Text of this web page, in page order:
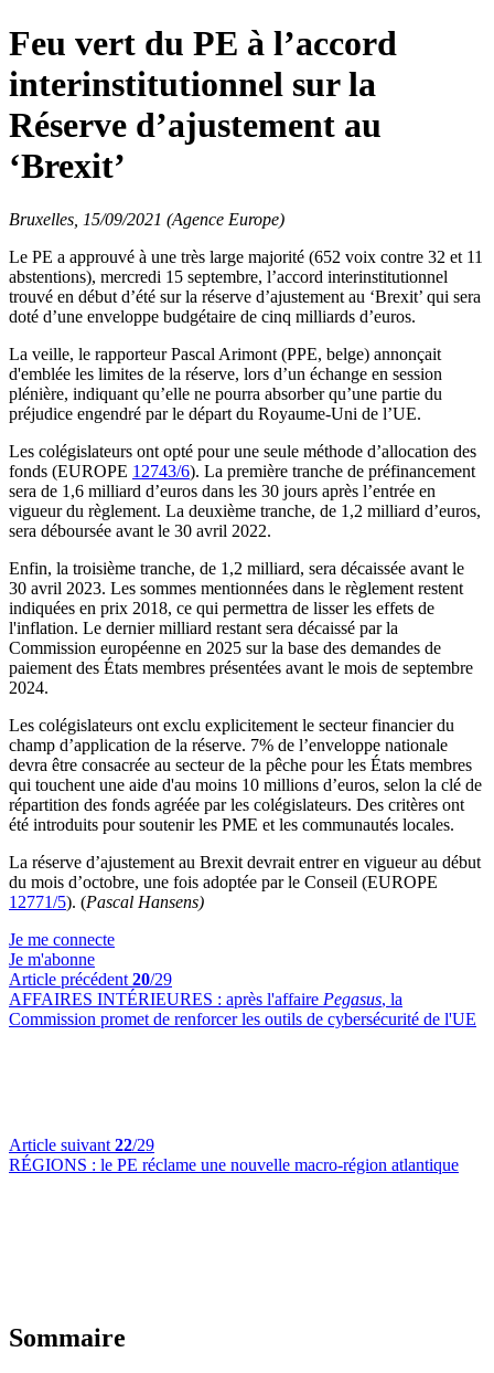
Feu vert du PE à l’accord
interinstitutionnel sur la
Réserve d’ajustement au
‘Brexit’
Bruxelles, 15/09/2021 (Agence Europe)
Le PE a approuvé à une très large majorité (652 voix contre 32 et 11
abstentions), mercredi 15 septembre, l’accord interinstitutionnel
trouvé en début d’été sur la réserve d’ajustement au ‘Brexit’ qui sera
doté d’une enveloppe budgétaire de cinq milliards d’euros.
La veille, le rapporteur Pascal Arimont (PPE, belge) annonçait
d'emblée les limites de la réserve, lors d’un échange en session
plénière, indiquant qu’elle ne pourra absorber qu’une partie du
préjudice engendré par le départ du Royaume-Uni de l’UE.
Les colégislateurs ont opté pour une seule méthode d’allocation des
fonds (EUROPE 12743/6). La première tranche de préfinancement
sera de 1,6 milliard d’euros dans les 30 jours après l’entrée en
vigueur du règlement. La deuxième tranche, de 1,2 milliard d’euros,
sera déboursée avant le 30 avril 2022.
Enfin, la troisième tranche, de 1,2 milliard, sera décaissée avant le
30 avril 2023. Les sommes mentionnées dans le règlement restent
indiquées en prix 2018, ce qui permettra de lisser les effets de
l'inflation. Le dernier milliard restant sera décaissé par la
Commission européenne en 2025 sur la base des demandes de
paiement des États membres présentées avant le mois de septembre
2024.
Les colégislateurs ont exclu explicitement le secteur financier du
champ d’application de la réserve. 7% de l’enveloppe nationale
devra être consacrée au secteur de la pêche pour les États membres
qui touchent une aide d'au moins 10 millions d’euros, selon la clé de
répartition des fonds agréée par les colégislateurs. Des critères ont
été introduits pour soutenir les PME et les communautés locales.
La réserve d’ajustement au Brexit devrait entrer en vigueur au début
du mois d’octobre, une fois adoptée par le Conseil (EUROPE
12771/5). (Pascal Hansens)
Je me connecte
Je m'abonne
Article précédent 20/29
AFFAIRES INTÉRIEURES : après l'affaire Pegasus, la
Commission promet de renforcer les outils de cybersécurité de l'UE
Article suivant 22/29
RÉGIONS : le PE réclame une nouvelle macro-région atlantique
Sommaire